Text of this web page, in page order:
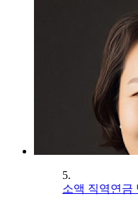
5.
소액 직역연금